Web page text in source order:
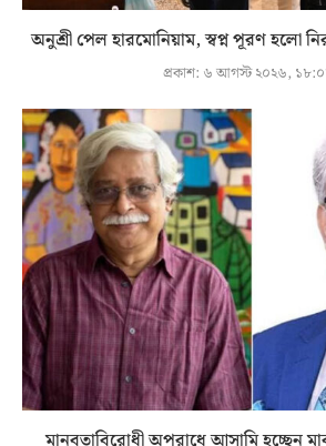
অনুশ্রী পেল হারমোনিয়াম, স্বপ্ন পূরণ হলো
প্রকাশ: ৬ আগস্ট ২০২৬,
মানবতাবিরোধী অপরাধে আসামি হচ্ছেন